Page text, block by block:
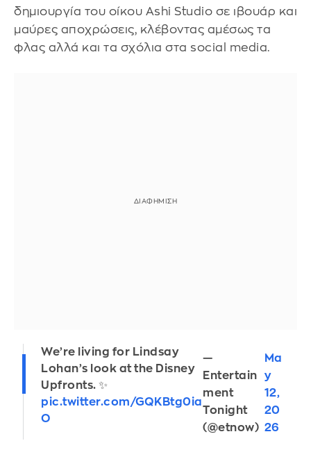
δημιουργία του οίκου Ashi Studio σε ιβουάρ και
μαύρες αποχρώσεις, κλέβοντας αμέσως τα
φλας αλλά και τα σχόλια στα social media.
We’re living for Lindsay
Lohan’s look at the Disney
Upfronts. ✨
pic.twitter.com/GQKBtg0ia
O
—
Entertain
ment
Tonight
(@etnow)
Ma
y
12,
20
26